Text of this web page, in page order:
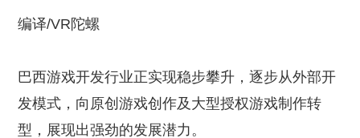
编译/VR陀螺
巴西游戏开发行业正实现稳步攀升，逐步从外部开
发模式，向原创游戏创作及大型授权游戏制作转
型，展现出强劲的发展潜力。